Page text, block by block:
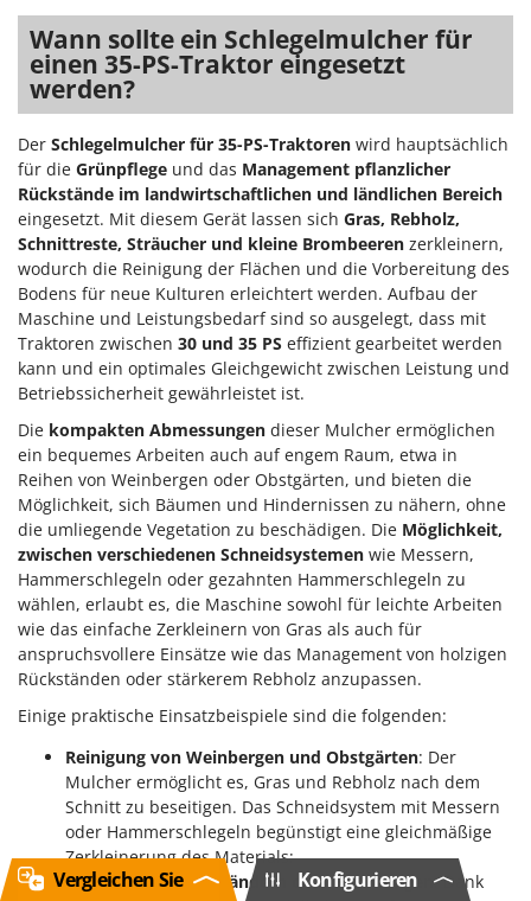
Wann sollte ein Schlegelmulcher für
einen 35-PS-Traktor eingesetzt
werden?
Der Schlegelmulcher für 35-PS-Traktoren wird hauptsächlich
für die Grünpflege und das Management pflanzlicher
Rückstände im landwirtschaftlichen und ländlichen Bereich
eingesetzt. Mit diesem Gerät lassen sich Gras, Rebholz,
Schnittreste, Sträucher und kleine Brombeeren zerkleinern,
wodurch die Reinigung der Flächen und die Vorbereitung des
Bodens für neue Kulturen erleichtert werden. Aufbau der
Maschine und Leistungsbedarf sind so ausgelegt, dass mit
Traktoren zwischen 30 und 35 PS effizient gearbeitet werden
kann und ein optimales Gleichgewicht zwischen Leistung und
Betriebssicherheit gewährleistet ist.
Die kompakten Abmessungen dieser Mulcher ermöglichen
ein bequemes Arbeiten auch auf engem Raum, etwa in
Reihen von Weinbergen oder Obstgärten, und bieten die
Möglichkeit, sich Bäumen und Hindernissen zu nähern, ohne
die umliegende Vegetation zu beschädigen. Die Möglichkeit,
zwischen verschiedenen Schneidsystemen wie Messern,
Hammerschlegeln oder gezahnten Hammerschlegeln zu
wählen, erlaubt es, die Maschine sowohl für leichte Arbeiten
wie das einfache Zerkleinern von Gras als auch für
anspruchsvollere Einsätze wie das Management von holzigen
Rückständen oder stärkerem Rebholz anzupassen.
Einige praktische Einsatzbeispiele sind die folgenden:
Reinigung von Weinbergen und Obstgärten: Der
Mulcher ermöglicht es, Gras und Rebholz nach dem
Schnitt zu beseitigen. Das Schneidsystem mit Messern
oder Hammerschlegeln begünstigt eine gleichmäßige
Zerkleinerung des Materials;
Pflege von Straßenrändern oder Böschungen : Dank
Konfigurieren
Vergleichen Sie